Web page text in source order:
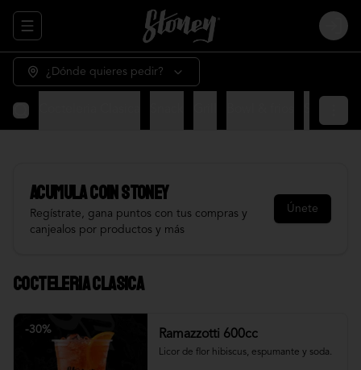
Abrir menu de navegación Login
¿Dónde quieres pedir?
AcumulaCOIN STONEY
Regístrate, gana puntos con tus compras y
canjealos por productos y más
Únete
Cocteleria Clasica
-30% Ramazzotti 600cc
Licor de flor hibiscus, espumante y soda.